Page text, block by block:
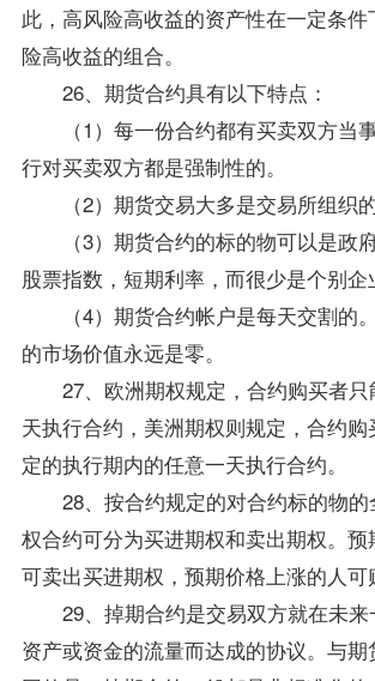
此，高风险高收益的资产性在一定条
险高收益的组合。
26、期货合约具有以下特点：
（1）每一份合约都有买卖双方当
行对买卖双方都是强制性的。
（2）期货交易大多是交易所组织的
（3）期货合约的标的物可以是政府
股票指数，短期利率，而很少是个别企
（4）期货合约帐户是每天交割的
的市场价值永远是零。
27、欧洲期权规定，合约购买者只
天执行合约，美洲期权则规定，合约
定的执行期内的任意一天执行合约。
28、按合约规定的对合约标的物的
权合约可分为买进期权和卖出期权。预
可卖出买进期权，预期价格上涨的人可
29、掉期合约是交易双方就在未来
资产或资金的流量而达成的协议。与